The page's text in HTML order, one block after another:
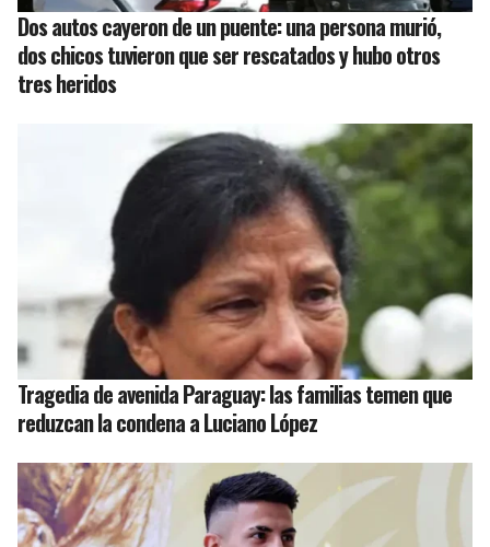
Dos autos cayeron de un puente: una persona murió,
dos chicos tuvieron que ser rescatados y hubo otros
tres heridos
Tragedia de avenida Paraguay: las familias temen que
reduzcan la condena a Luciano López